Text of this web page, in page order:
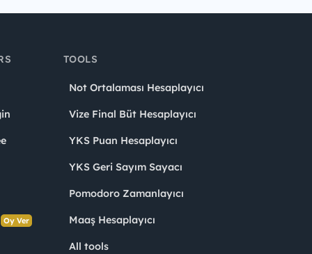
Oy Ver
TOOLS
Not Ortalaması Hesaplayıcı
Vize Final Büt Hesaplayıcı
YKS Puan Hesaplayıcı
YKS Geri Sayım Sayacı
Pomodoro Zamanlayıcı
Maaş Hesaplayıcı
All tools